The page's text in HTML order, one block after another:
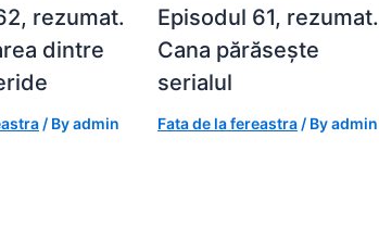
rezumat.
dintre
/ Byadmin
Episodul 61, rezumat.
Cana părăsește
serialul
Fata de la fereastra / Byadmin